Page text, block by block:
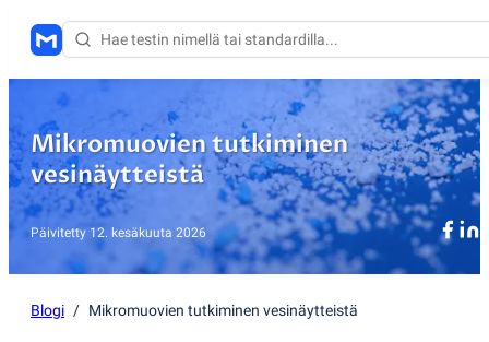
Mikromuovien tutkiminen
vesinäytteistä
Päivitetty 12. kesäkuuta 2026
Blogi / Mikromuovien tutkiminen vesinäytteistä